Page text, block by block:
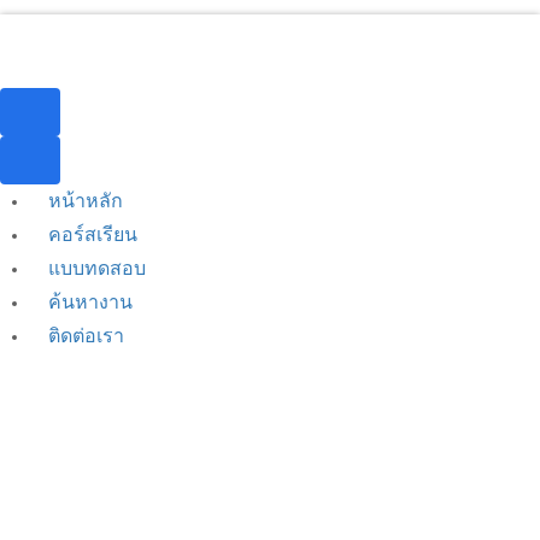
หน้าหลัก
คอร์สเรียน
แบบทดสอบ
ค้นหางาน
ติดต่อเรา